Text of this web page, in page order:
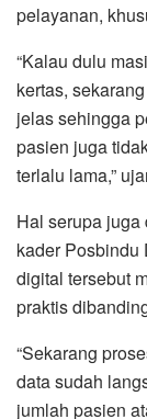
pelayanan,
“Kalau dulu
kertas,
jelas sehingga
pasien juga
terlalu lama,”
Hal serupa
kader Posbindu
digital tersebut
praktis
“Sekarang
data sudah
jumlah pasien